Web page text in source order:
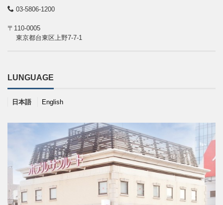
03-5806-1200
〒110-0005
東京都台東区上野7-7-1
LUNGUAGE
日本語 English